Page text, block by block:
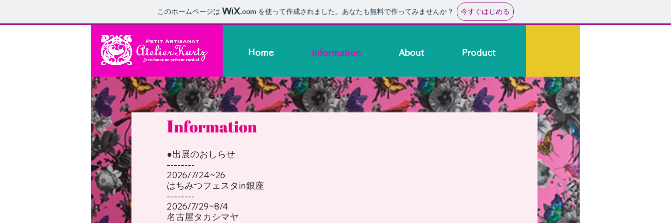
このホームページは .com を使って作成されました。あなたも無料で作ってみませんか？ 今すぐはじめる
Home Information About Product
●出展のおしらせ
--------​
2026/7/24~26
はちみつフェスタin銀座
--------​
2026/7/29~8/4
名古屋タカシマヤ